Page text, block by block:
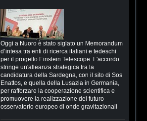
Oggi a Nuoro è stato siglato un Memorandum
d’intesa tra enti di ricerca italiani e tedeschi
per il progetto Einstein Telescope. L'accordo
stringe un'alleanza strategica tra la
candidatura della Sardegna, con il sito di Sos
Enattos, e quella della Lusazia in Germania,
per rafforzare la cooperazione scientifica e
promuovere la realizzazione del futuro
osservatorio europeo di onde gravitazionali